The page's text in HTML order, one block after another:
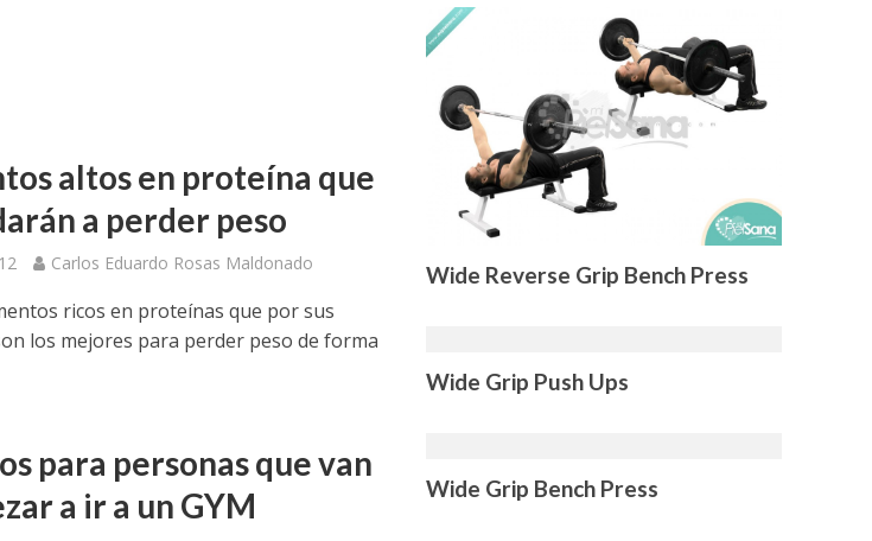
altos en proteína que
a perder peso
Carlos Eduardo Rosas Maldonado
ricos en proteínas que por sus
los mejores para perder peso de forma
para personas que van
a ir a un GYM
Wide Reverse Grip Bench Press
Wide Grip Push Ups
Wide Grip Bench Press